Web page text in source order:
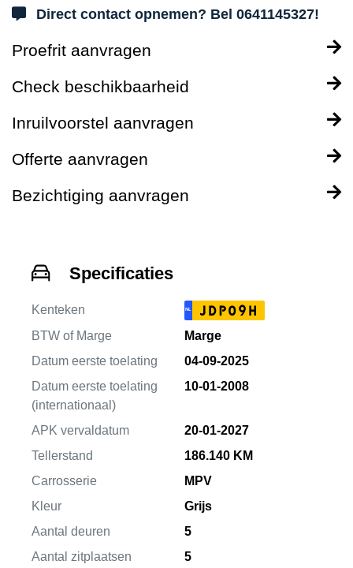
Direct contact opnemen? Bel 0641145327!
Proefrit aanvragen
Check beschikbaarheid
Inruilvoorstel aanvragen
Offerte aanvragen
Bezichtiging aanvragen
Specificaties
Kenteken NL JDP09H
BTW of Marge
Marge
Datum eerste toelating
04-09-2025
Datum eerste toelating
(internationaal)
10-01-2008
APK vervaldatum
20-01-2027
Tellerstand
186.140 KM
Carrosserie
MPV
Kleur
Grijs
Aantal deuren
5
Aantal zitplaatsen
5